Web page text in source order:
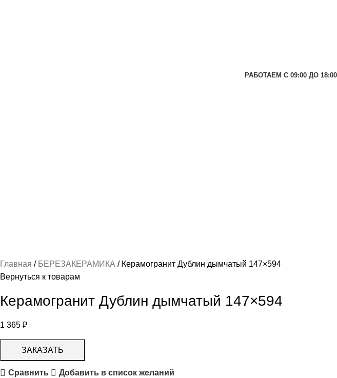
РАБОТАЕМ С 09:00 ДО 18:00
Главная БЕРЕЗАКЕРАМИКА
Керамогранит Дублин дымчатый 147×594
Вернуться к товарам
Керамогранит Дублин дымчатый 147×594
1 365 ₽
ЗАКАЗАТЬ
Сравнить Добавить в список желаний